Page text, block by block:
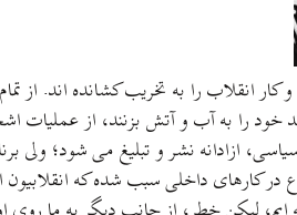
انقلاب را به تخریب کشانده اند. از
را به آب و آتش بزنند، از عملیات
سیاسی، ازادانه نشر و تبلیغ می شود؛
داخلی سبب شده که انقلابیون